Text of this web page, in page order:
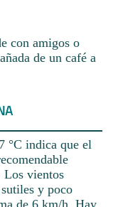
con amigos o
de un café a
°C indica que el
Los vientos
y poco